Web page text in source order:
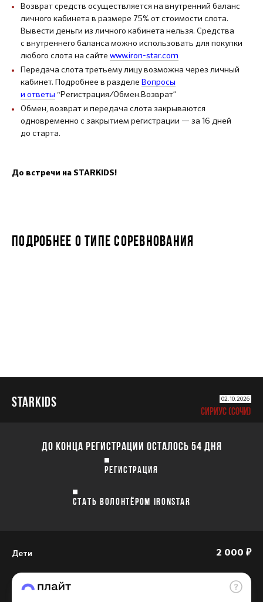
Возврат средств осуществляется на внутренний баланс
личного кабинета в размере 75% от стоимости слота.
Вывести деньги из личного кабинета нельзя. Средства
с внутреннего баланса можно использовать для покупки
любого слота на сайте www.iron-star.com
Передача слота третьему лицу возможна через личный
кабинет. Подробнее в разделе Вопросы
и ответы “Регистрация/Обмен.Возврат”
Обмен, возврат и передача слота закрываются
одновременно с закрытием регистрации — за 16 дней
до старта.
До встречи на STARKIDS!
ПОДРОБНЕЕ О ТИПЕ СОРЕВНОВАНИЯ
STARKIDS 02.10.2026
СИРИУС (СОЧИ)
ДО КОНЦА РЕГИСТРАЦИИ ОСТАЛОСЬ 54 ДНЯ
РЕГИСТРАЦИЯ
СТАТЬ ВОЛОНТЁРОМ IRONSTAR
Дети 2 000 ₽